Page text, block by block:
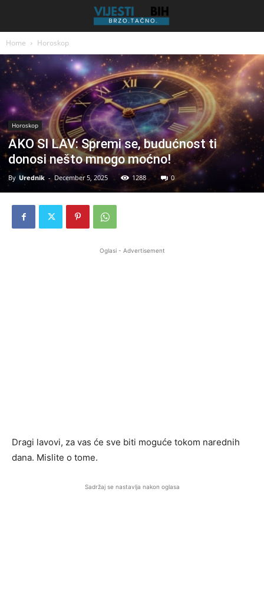
Home Horoskop
Horoskop
AKO SI LAV: Spremi se, budućnost ti
donosi nešto mnogo moćno!
By Urednik - December 5, 2025 1288 0
Oglasi - Advertisement
Dragi lavovi, za vas će sve biti moguće tokom narednih
dana. Mislite o tome.
Sadržaj se nastavlja nakon oglasa